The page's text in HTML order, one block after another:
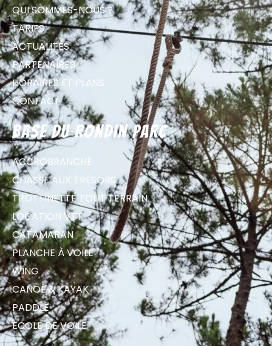
QUI SOMMES-NOUS ?
TARIFS
ACTUALITÉS
PARTENAIRES
HORAIRES ET PLANS
CONTACT
Base du Rondin parc
ACCROBRANCHE
CHASSE AUX TRÉSORS
TROTTINETTE TOUT TERRAIN
LOCATION VTT
CATAMARAN
PLANCHE À VOILE
WING
CANOË & KAYAK
PADDLE
ECOLE DE VOILE